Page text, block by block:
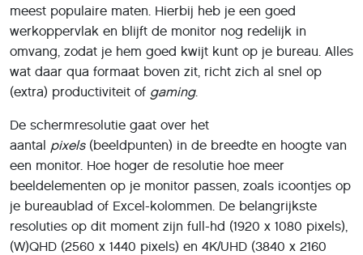
meest populaire maten. Hierbij heb je een goed
werkoppervlak en blijft de monitor nog redelijk in
omvang, zodat je hem goed kwijt kunt op je bureau. Alles
wat daar qua formaat boven zit, richt zich al snel op
(extra) productiviteit of gaming.
De schermresolutie gaat over het
aantal pixels(beeldpunten) in de breedte en hoogte van
een monitor. Hoe hoger de resolutie hoe meer
beeldelementen op je monitor passen, zoals icoontjes op
je bureaublad of Excel-kolommen. De belangrijkste
resoluties op dit moment zijn full-hd (1920 x 1080 pixels),
(W)QHD (2560 x 1440 pixels) en 4K/UHD (3840 x 2160